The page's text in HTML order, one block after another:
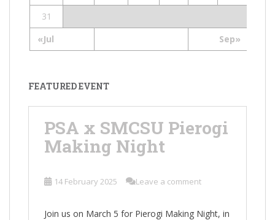
«Jul Sep»
31
FEATURED EVENT
PSA x SMCSU Pierogi
Making Night
14 February 2025 Leave a comment
Join us on March 5 for Pierogi Making Night, in